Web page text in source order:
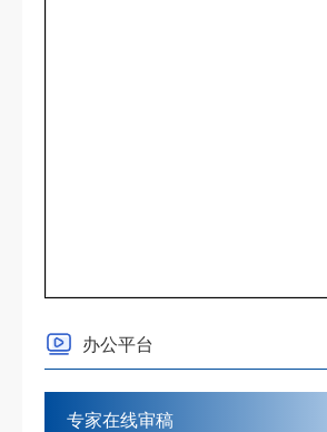
办公平台
专家在线审稿